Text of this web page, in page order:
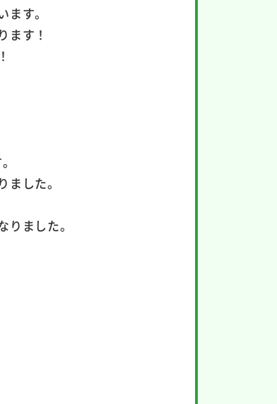
す。
ます！
した。
ました。